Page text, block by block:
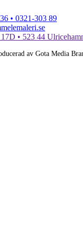
• 0321-303 89
• 523 44
av Gota Media